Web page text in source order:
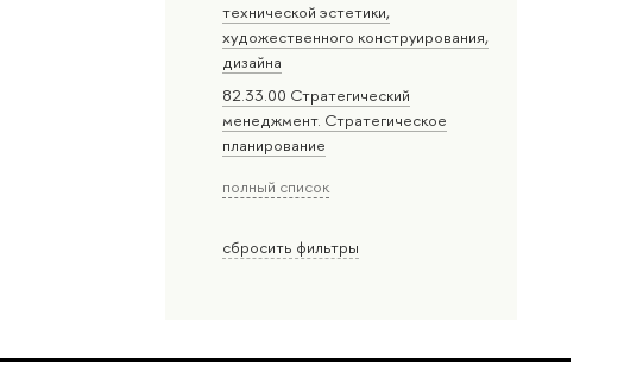
технической эстетики,
художественного конструирования,
дизайна
82.33.00 Стратегический
менеджмент. Стратегическое
планирование
полный список
сбросить фильтры